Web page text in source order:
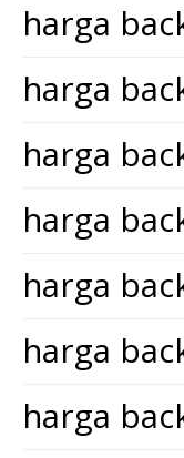
harga
harga
harga
harga
harga
harga
harga